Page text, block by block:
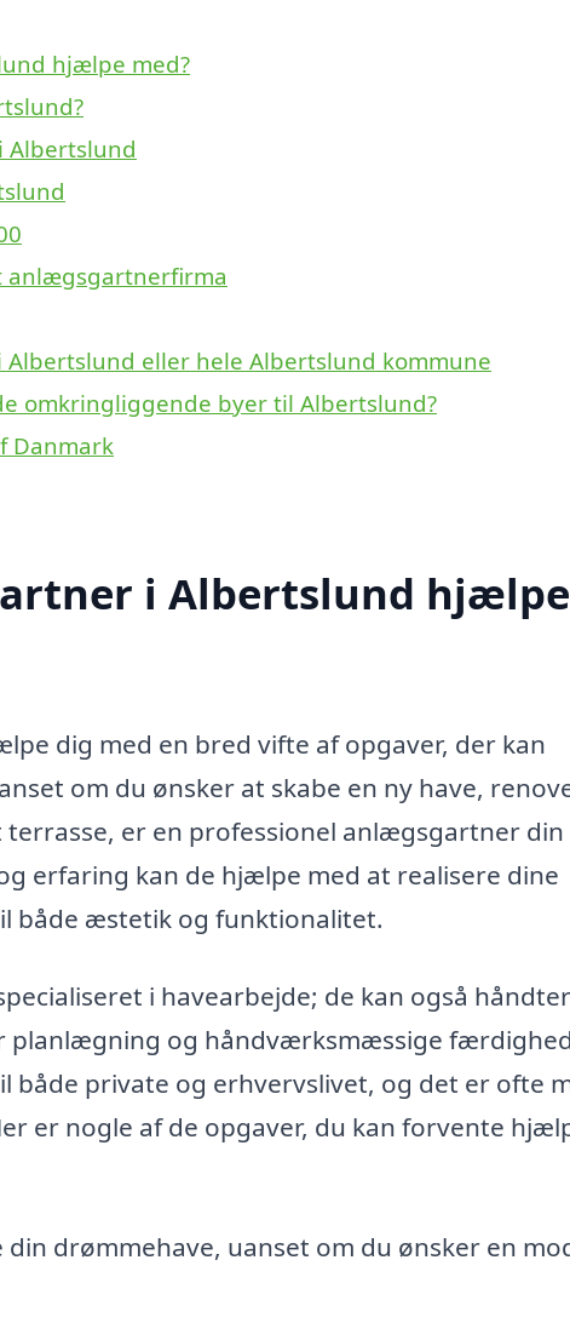
hjælpe med?
Albertslund
anlægsgartnerfirma
eller hele Albertslund kommune
omkringliggende byer til Albertslund?
Danmark
i Albertslund hjælpe
dig med en bred vifte af opgaver, der kan
om du ønsker at skabe en ny have,
er en professionel anlægsgartner din
erfaring kan de hjælpe med at realisere dine
både æstetik og funktionalitet.
i havearbejde; de kan også
planlægning og håndværksmæssige
både private og erhvervslivet, og det er ofte
er nogle af de opgaver, du kan forvente
drømmehave, uanset om du ønsker en